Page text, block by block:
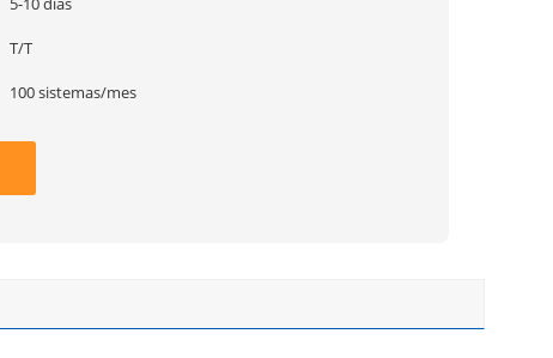
T/T
100 sistemas/mes